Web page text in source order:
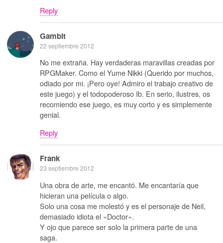
Reply
Gambit
22 septiembre 2012
No me extraña. Hay verdaderas maravillas creadas por
RPGMaker. Como el Yume Nikki (Querido por muchos,
odiado por mi. ¡Pero oye! Admiro el trabajo creativo de
este juego) y el todopoderoso Ib. En serio, ilustres, os
recomiendo ese juego, es muy corto y es simplemente
genial.
Reply
Frank
23 septiembre 2012
Una obra de arte, me encantó. Me encantaría que
hicieran una película o algo.
Solo una cosa me molestó y es el personaje de Neil,
demasiado idiota el «Doctor».
Y ojo que parece ser solo la primera parte de una
saga.